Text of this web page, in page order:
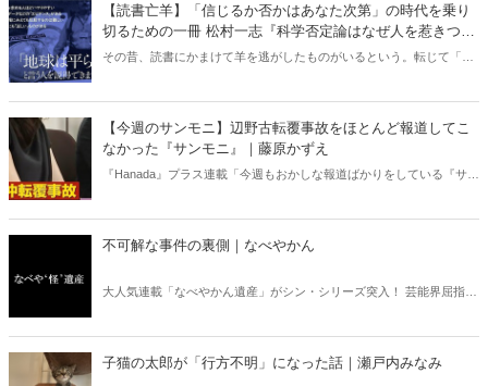
【読書亡羊】「信じるか否かはあなた次第」の時代を乗り
切るための一冊 松村一志『科学否定論はなぜ人を惹きつけ
るのか』（ちくま新書）｜梶原麻衣子
その昔、読書にかまけて羊を逃がしたものがいるという。転じて「読
ある。元月刊『Hanada』編集部員のライター・梶原がお送りする時事
書評！
【今週のサンモニ】辺野古転覆事故をほとんど報道してこ
なかった『サンモニ』｜藤原かずえ
『Hanada』プラス連載「今週もおかしな報道ばかりをしている『サン
不可解な事件の裏側｜なべやかん
大人気連載「なべやかん遺産」がシン・シリーズ突入！ 芸能界屈指の
信じるか信じないかは、あなた次第！ 芸能ニュース
子猫の太郎が「行方不明」になった話｜瀬戸内みなみ